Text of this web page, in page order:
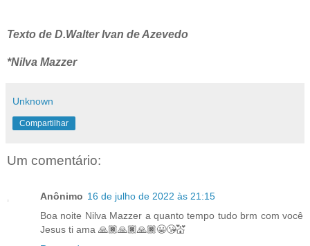
Texto de D.Walter Ivan de Azevedo
*Nilva Mazzer
Unknown
Compartilhar
Um comentário:
Anônimo 16 de julho de 2022 às 21:15
Boa noite Nilva Mazzer a quanto tempo tudo brm com você
Jesus ti ama 🙏🏿🙏🏿🙏🏿😀😘💒